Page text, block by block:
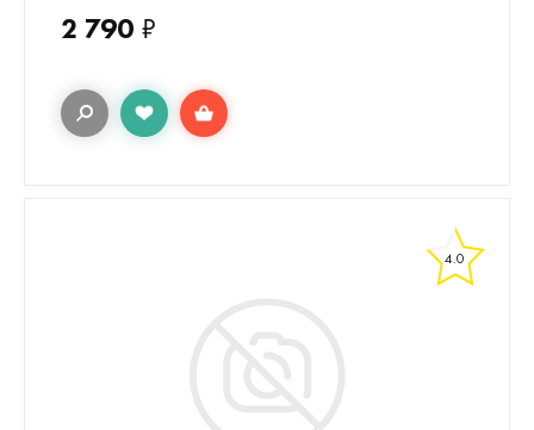
2 790 ₽
4.0